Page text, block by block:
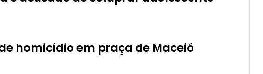
homicídio em praça de Maceió